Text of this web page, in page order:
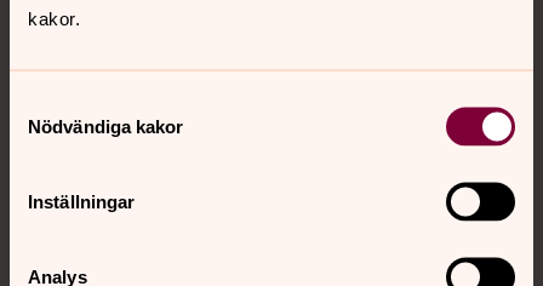
kakor.
Nödvändiga kakor
Inställningar
Analys
Kalender
Hitta snabbt